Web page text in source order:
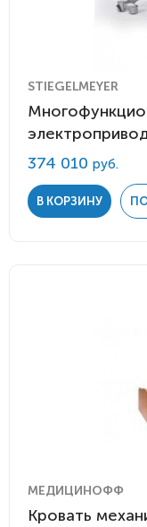
STIEGELMEYER
374 010 руб.
В КОРЗИНУ
МЕДИЦИНОФФ
Кровать